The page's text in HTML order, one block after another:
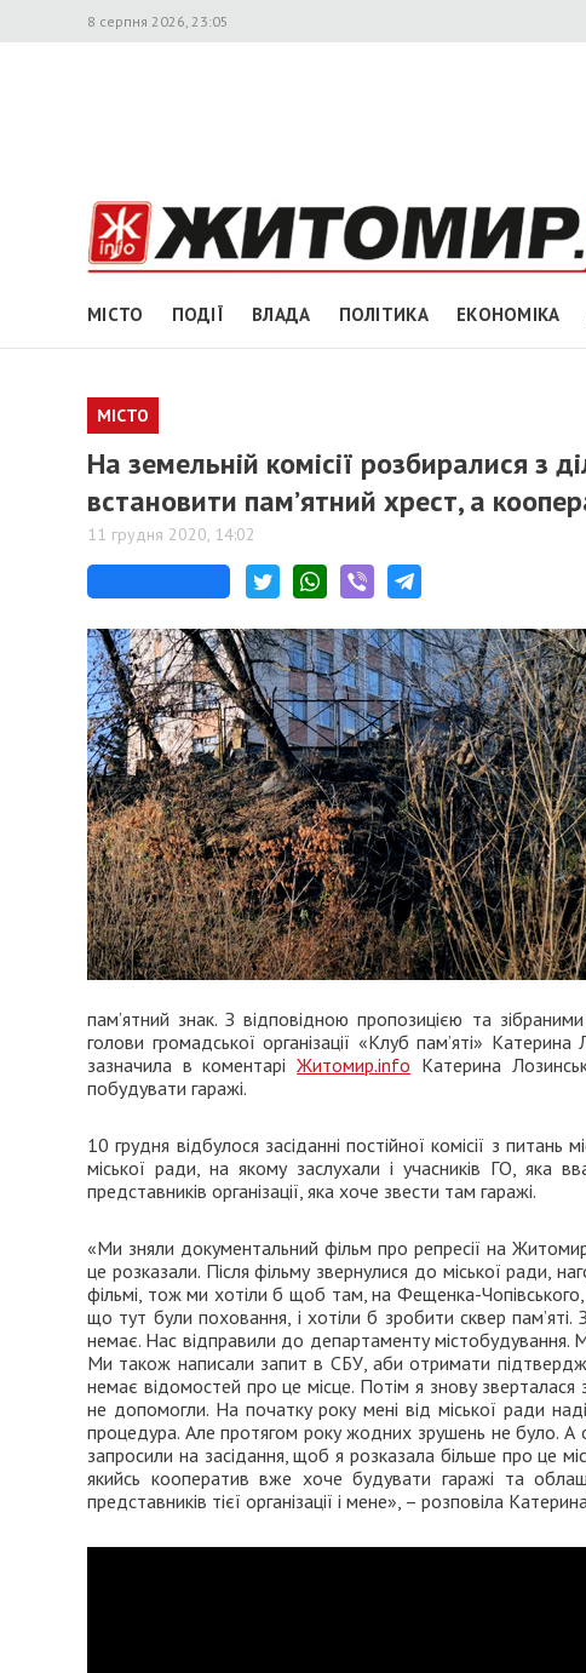
8 серпня 2026, 23:05
МІСТО ПОДІЇ ВЛАДА ПОЛІТИКА ЕКОНОМІКА
МІСТО
На земельній комісії розбиралися з
встановити пам’ятний хрест, а
11 грудня 2020, 14:02
пам’ятний знак. З відповідною пропозицією та
голови громадської організації «Клуб пам’яті»
зазначила в коментаріЖитомир.info Катерина
побудувати гаражі.
10 грудня відбулося засіданні постійної комісії з
міської ради, на якому заслухали і учасників ГО, яка
представників організації, яка хоче звести там гаражі.
«Ми зняли документальний фільм про репресії на
це розказали. Після фільму звернулися до міської ради,
фільмі, тож ми хотіли б щоб там, на Фещенка-
що тут були поховання, і хотіли б зробити сквер пам’яті.
немає. Нас відправили до департаменту містобудування.
Ми також написали запит в СБУ, аби отримати
немає відомостей про це місце. Потім я знову
не допомогли. На початку року мені від міської ради
процедура. Але протягом року жодних зрушень не було. А
запросили на засідання, щоб я розказала більше про це
якийсь кооператив вже хоче будувати гаражі та
представників тієї організації і мене», – розповіла